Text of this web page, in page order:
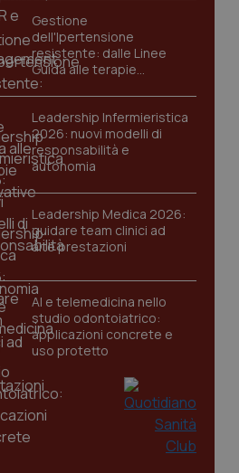
Gestione
dell'Ipertensione
resistente: dalle Linee
Guida alle terapie
innovative
Leadership Infermieristica
2026: nuovi modelli di
responsabilità e
autonomia
Leadership Medica 2026:
guidare team clinici ad
alte prestazioni
AI e telemedicina nello
studio odontoiatrico:
applicazioni concrete e
uso protetto